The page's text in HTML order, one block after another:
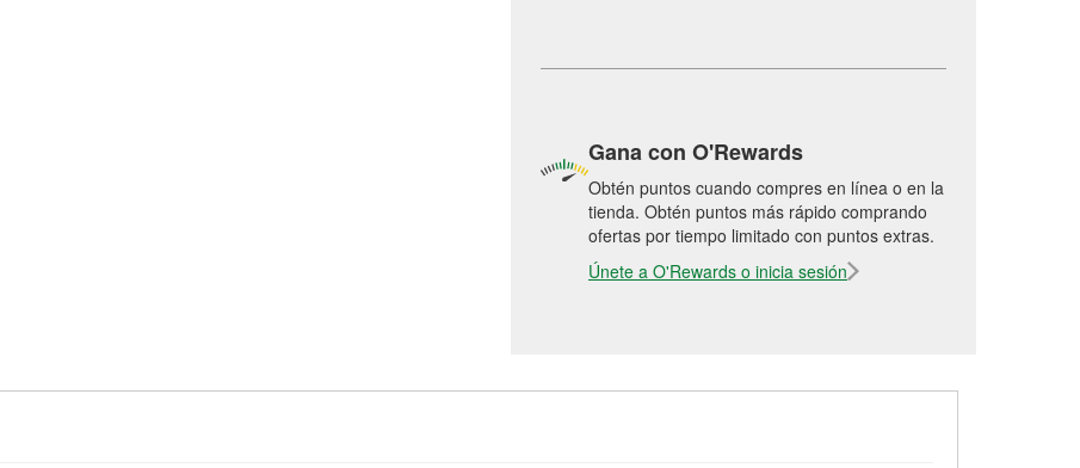
Gana con O'Rewards
Obtén puntos cuando compres en línea o en la
tienda. Obtén puntos más rápido comprando
ofertas por tiempo limitado con puntos extras.
Únete a O'Rewards o inicia sesión